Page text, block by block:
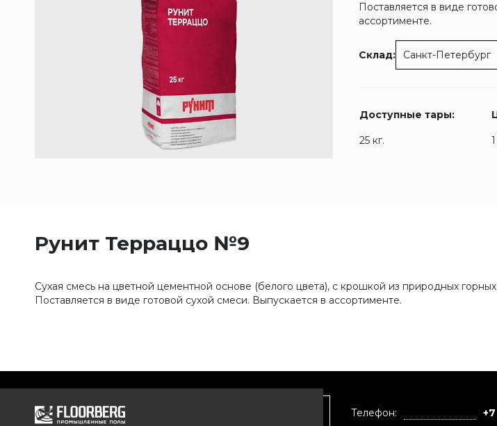
Поставляется в виде
ассортименте.
Склад: Санкт-Петербург
Доступные тары:
25 кг.
Рунит Терраццо №9
Сухая смесь на цветной цементной основе (белого цвета), с крошкой из природных
Поставляется в виде готовой сухой смеси. Выпускается в ассортименте.
Телефон: